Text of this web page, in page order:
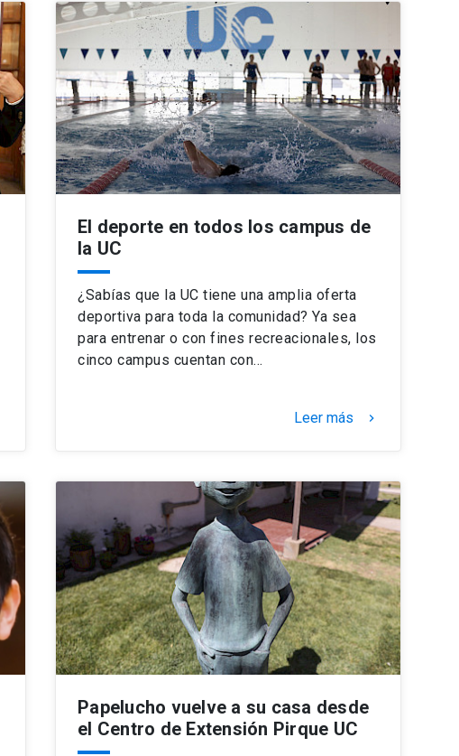
El deporte en todos los campus de
la UC
¿Sabías que la UC tiene una amplia oferta
deportiva para toda la comunidad? Ya sea
para entrenar o con fines recreacionales, los
cinco campus cuentan con…
Leer más keyboard_arrow_right
Papelucho vuelve a su casa desde
el Centro de Extensión Pirque UC